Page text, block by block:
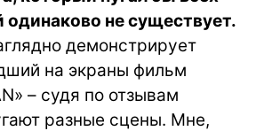
одинаково не существует.
демонстрирует
на экраны фильм
– судя по отзывам
разные сцены. Мне,